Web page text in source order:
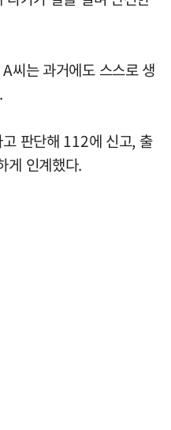
씨는 과거에도 스스로 생
판단해 112에 신고, 출
게 인계했다.